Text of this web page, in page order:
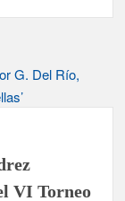
VI Torneo